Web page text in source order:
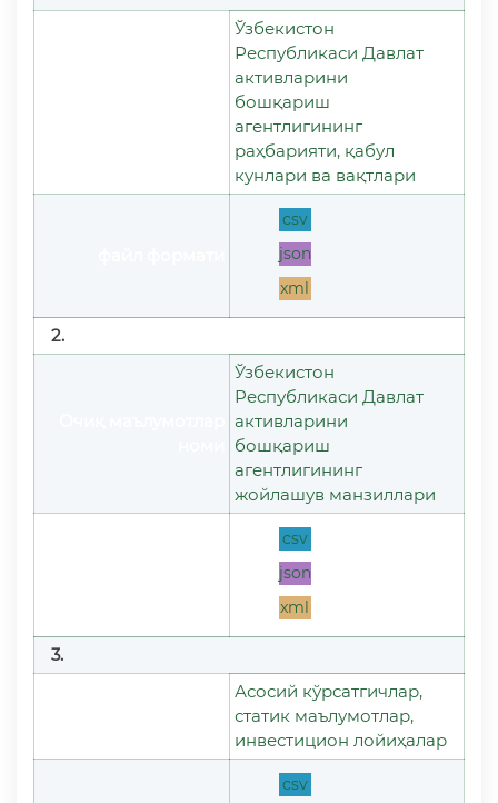
Ўзбекистон
Республикаси Давлат
активларини
бошқариш
агентлигининг
раҳбарияти, қабул
кунлари ва вақтлари
csv
json
xml
2.
Ўзбекистон
Республикаси Давлат
активларини
бошқариш
агентлигининг
жойлашув манзиллари
csv
json
xml
3.
Асосий кўрсатгичлар,
статик маълумотлар,
инвестицион лойиҳалар
csv